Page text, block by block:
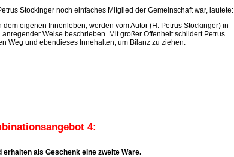
Stockinger noch einfaches Mitglied der Gemeinschaft war, lautete:
eigenen Innenleben, werden vom Autor (H. Petrus Stockinger) in
Weise beschrieben. Mit großer Offenheit schildert Petrus
Weg und ebendieses Innehalten, um Bilanz zu ziehen.
4:
als Geschenk eine zweite Ware.